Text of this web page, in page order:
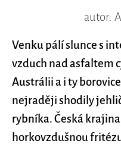
autor:
Venku pálí slunce s
vzduch nad asfaltem
Austrálii a i ty
nejraději shodily
rybníka. Česká
horkovzdušnou